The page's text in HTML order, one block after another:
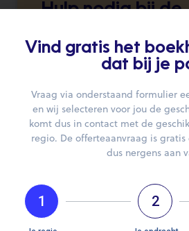
Hulp nodig bij de
boekhouder?
Wij brengen je graag in contact.
DIEN JE
Vind gratis het
dat bij je
Vraag via onderstaand formulier
en wij selecteren voor jou de
komt dus in contact met de
regio. De offerteaanvraag is
dus nergens aan
1 2